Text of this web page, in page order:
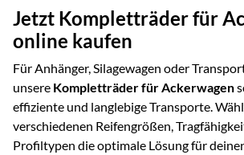
Jetzt Kompletträder für
online kaufen
Für Anhänger, Silagewagen oder
unsere Kompletträder für Ackerwagen
effiziente und langlebige Transporte.
verschiedenen Reifengrößen,
Profiltypen die optimale Lösung für